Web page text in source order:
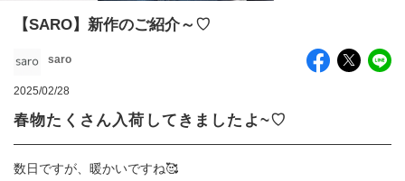
【SARO】新作のご紹介～♡
saro
2025/02/28
春物たくさん入荷してきましたよ~♡
数日ですが、暖かいですね🥰